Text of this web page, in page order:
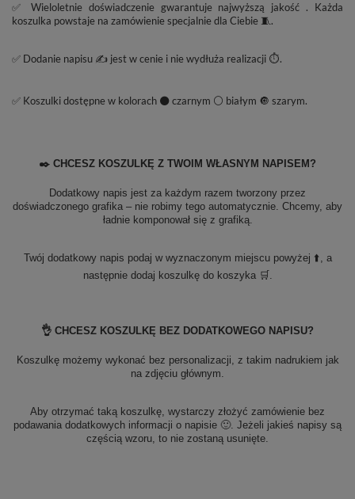
✅ Wieloletnie doświadczenie gwarantuje najwyższą jakość . Każda
koszulka powstaje na zamówienie specjalnie dla Ciebie 🧵.
✅ Dodanie napisu ✍️ jest w cenie i nie wydłuża realizacji ⏱️.
✅ Koszulki dostępne w kolorach ⚫ czarnym ⚪ białym 🔘 szarym.
✒️ CHCESZ KOSZULKĘ Z TWOIM WŁASNYM NAPISEM?
Dodatkowy napis jest za każdym razem tworzony przez
doświadczonego grafika – nie robimy tego automatycznie. Chcemy, aby
ładnie komponował się z grafiką.
Twój dodatkowy napis podaj w wyznaczonym miejscu powyżej ⬆️, a
następnie dodaj koszulkę do koszyka 🛒.
👌 CHCESZ KOSZULKĘ BEZ DODATKOWEGO NAPISU?
Koszulkę możemy wykonać bez personalizacji, z takim nadrukiem jak
na zdjęciu głównym.
Aby otrzymać taką koszulkę, wystarczy złożyć zamówienie bez
podawania dodatkowych informacji o napisie 🙂. Jeżeli jakieś napisy są
częścią wzoru, to nie zostaną usunięte.